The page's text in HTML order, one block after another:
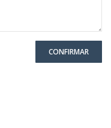
CONFIRMAR